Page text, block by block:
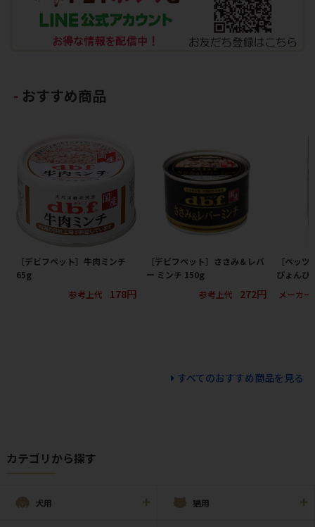
おすすめ商品
［デビフペット］牛肉ミンチ
65g
参考上代
178円
［デビフペット］ささみ＆レバ
ー ミンチ 150g
参考上代
272円
［ペッ
びょんび
メーカ
すべてのおすすめ商品を見る
カテゴリから探す
犬用 猫用